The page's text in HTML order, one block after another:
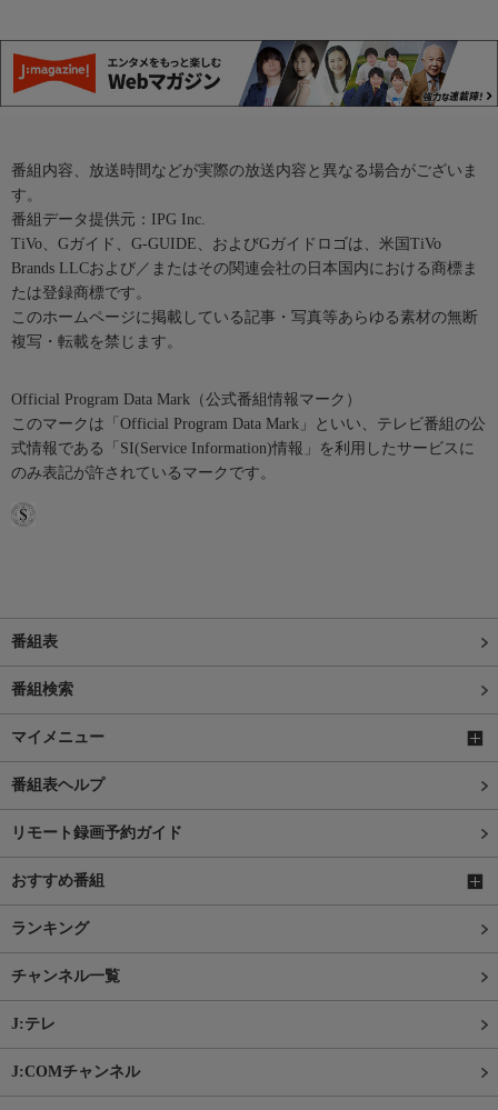
番組内容、放送時間などが実際の放送内容と異なる場合がございま
す。
番組データ提供元：IPG Inc.
TiVo、Gガイド、G-GUIDE、およびGガイドロゴは、米国TiVo
Brands LLCおよび／またはその関連会社の日本国内における商標ま
たは登録商標です。
このホームページに掲載している記事・写真等あらゆる素材の無断
複写・転載を禁じます。
Official Program Data Mark（公式番組情報マーク）
このマークは「Official Program Data Mark」といい、テレビ番組の公
式情報である「SI(Service Information)情報」を利用したサービスに
のみ表記が許されているマークです。
番組表
番組検索
マイメニュー
番組表ヘルプ
リモート録画予約ガイド
おすすめ番組
ランキング
チャンネル一覧
J:テレ
J:COMチャンネル